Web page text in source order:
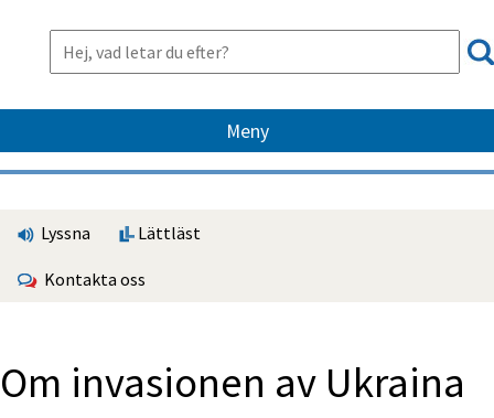
Meny
Lyssna Lättläst
Kontakta oss
Om invasionen av Ukraina